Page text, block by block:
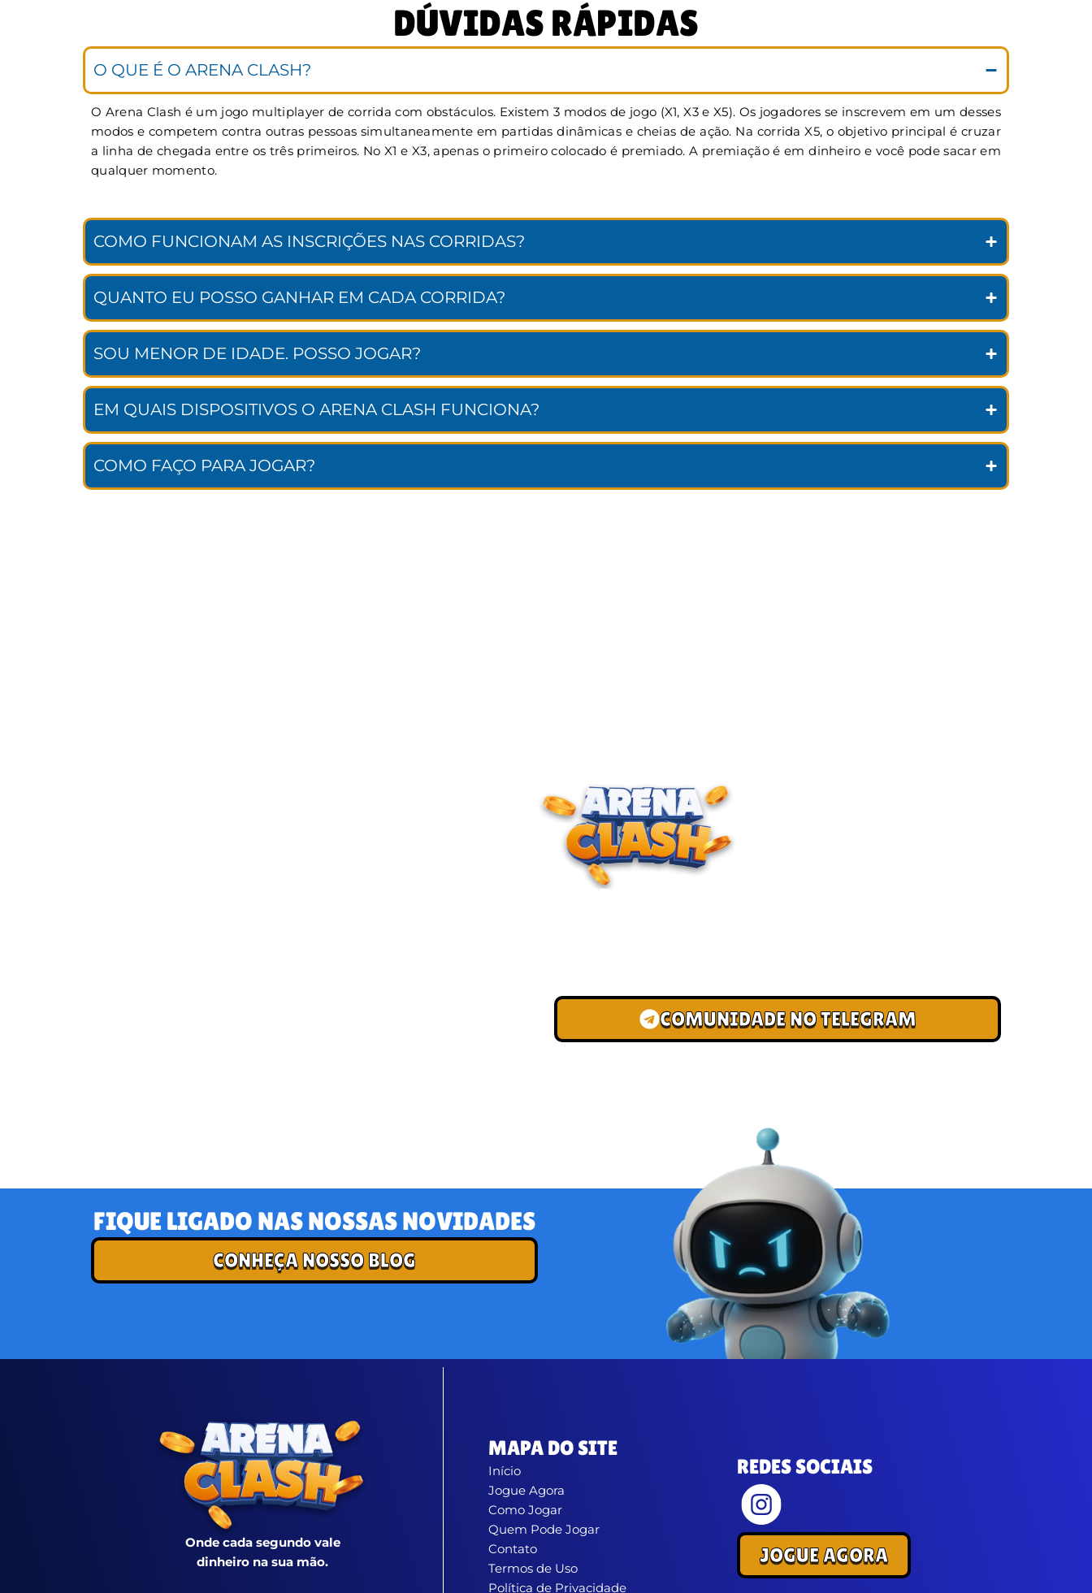
DÚVIDAS RÁPIDAS
O QUE É O ARENA CLASH?
O Arena Clash é um jogo multiplayer de corrida com obstáculos. Existem 3 modos de jogo (X1, X3 e X5). Os jogadores se inscrevem em um desses
modos e competem contra outras pessoas simultaneamente em partidas dinâmicas e cheias de ação. Na corrida X5, o objetivo principal é cruzar
a linha de chegada entre os três primeiros. No X1 e X3, apenas o primeiro colocado é premiado. A premiação é em dinheiro e você pode sacar em
qualquer momento.
COMO FUNCIONAM AS INSCRIÇÕES NAS CORRIDAS?
QUANTO EU POSSO GANHAR EM CADA CORRIDA?
SOU MENOR DE IDADE. POSSO JOGAR?
EM QUAIS DISPOSITIVOS O ARENA CLASH FUNCIONA?
COMO FAÇO PARA JOGAR?
ENTRE PARA O CLUBE DOS CAMPEÕES
COMUNIDADE NO TELEGRAM
FIQUE LIGADO NAS NOSSAS NOVIDADES
CONHEÇA NOSSO BLOG
Onde cada segundo vale
dinheiro na sua mão.
MAPA DO SITE
Início
Jogue Agora
Como Jogar
Quem Pode Jogar
Contato
Termos de Uso
Política de Privacidade
REDES SOCIAIS
JOGUE AGORA